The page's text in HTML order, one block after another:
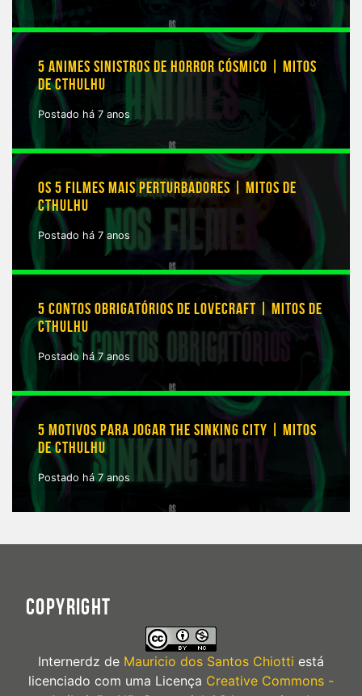
5 ANIMES SINISTROS DE HORROR CÓSMICO | MITOS
DE CTHULHU
Postado há 7 anos
OS 5 FILMES MAIS PERTURBADORES | MITOS DE
CTHULHU
Postado há 7 anos
5 CONTOS OBRIGATÓRIOS DE LOVECRAFT | MITOS DE
CTHULHU
Postado há 7 anos
5 MOTIVOS PARA JOGAR THE SINKING CITY | MITOS
DE CTHULHU
Postado há 7 anos
COPYRIGHT
Internerdz de Mauricio dos Santos Chiotti está
licenciado com uma Licença Creative Commons -